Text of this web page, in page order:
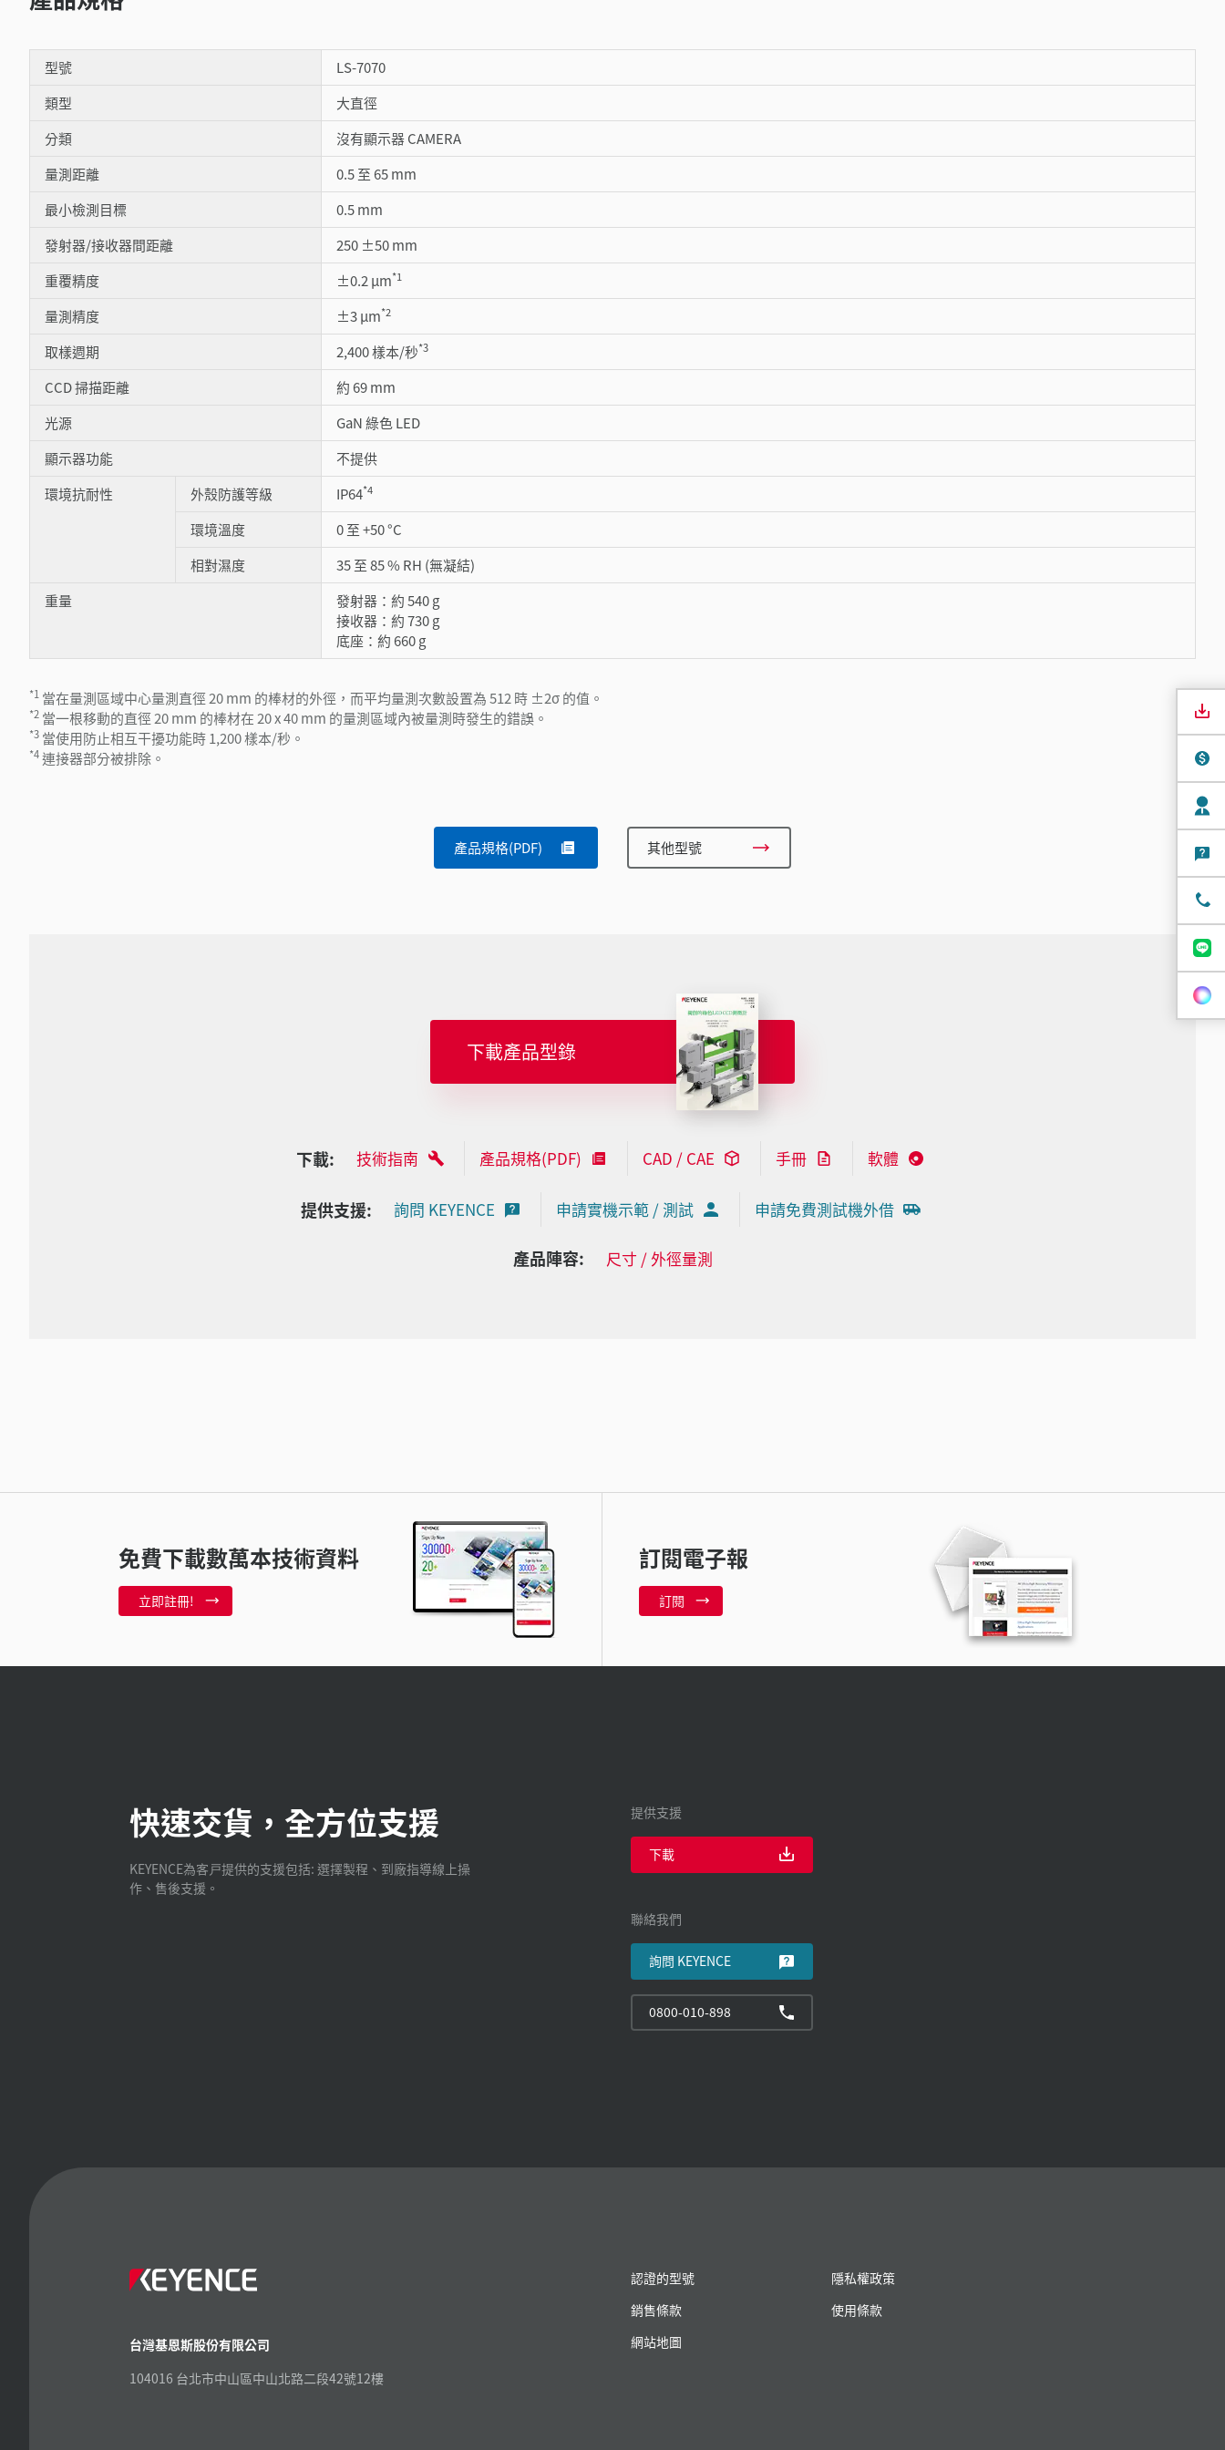
型號
LS-7070
類型
大直徑
分類
沒有顯示器 CAMERA
量測距離
0.5 至 65 mm
最小檢測目標
0.5 mm
發射器/接收器間距離
250 ±50 mm
重覆精度
±0.2 µm*1
量測精度 ±3 µm*2
取樣週期 2,400 樣本/秒*3
CCD 掃描距離
約 69 mm
光源
GaN 綠色 LED
顯示器功能
不提供
環境抗耐性
外殼防護等級 IP64*4
環境溫度
0 至 +50 °C
相對濕度
35 至 85 % RH (無凝結)
重量
發射器：約 540 g
接收器：約 730 g
底座：約 660 g
*1 當在量測區域中心量測直徑 20 mm 的棒材的外徑，而平均量測次數設置為 512 時 ±2σ 的值。
*2 當一根移動的直徑 20 mm 的棒材在 20 x 40 mm 的量測區域內被量測時發生的錯誤。
*3 當使用防止相互干擾功能時 1,200 樣本/秒。
*4連接器部分被排除。
產品規格(PDF) 其他型號
下載產品型錄
下載: 技術指南 產品規格(PDF) CAD / CAE 手冊 軟體
提供支援: 詢問 KEYENCE 申請實機示範 / 測試 申請免費測試機外借
產品陣容: 尺寸 / 外徑量測
免費下載數萬本技術資料
立即註冊!
訂閱電子報
訂閱
快速交貨，全方位支援
KEYENCE為客戸提供的支援包括: 選擇製程、到廠指導線上操
作、售後支援。
提供支援
下載
聯絡我們
詢問 KEYENCE
0800-010-898
台灣基恩斯股份有限公司
104016 台北市中山區中山北路二段42號12樓
認證的型號
隱私權政策
銷售條款
使用條款
網站地圖